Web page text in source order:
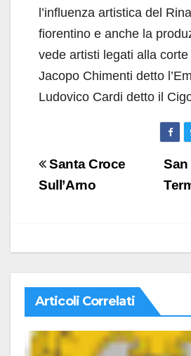
l’influenza artistica del
fiorentino e anche la
vede artisti legati alla
Jacopo Chimenti detto
Ludovico Cardi detto il
Navigazione
articoli
Santa Croce
Sull’Arno
Articoli Correlati